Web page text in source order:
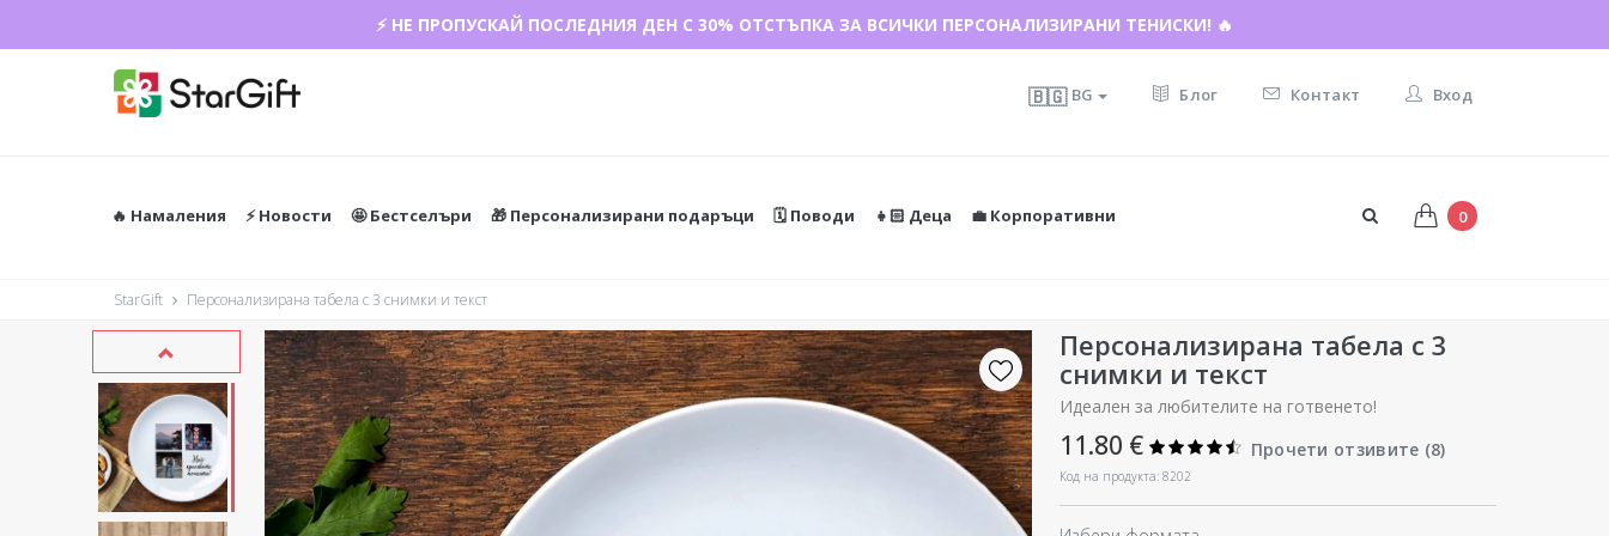
ЛЯТНА РАЗПРОДАЖБА 🌴 ДО -40% ОТСТЪПКА ЗА НАД 100 ПЕРСОНАЛИЗИРАНИ ПОДАРЪКА ☀️
🇧🇬BG Блог Контакт Вход
🔥 Намаления ⚡️ Новости 🤩 Бестселъри 🎁 Персонализирани подаръци 🗓️ Поводи 👧🏻 Деца 💼 Корпоративни 0
StarGift Персонализирана табела с 3 снимки и текст
Персонализирана табела с 3
снимки и текст
Идеален за любителите на готвенето!
11.80 € Прочети отзивите (8)
Код на продукта: 8202